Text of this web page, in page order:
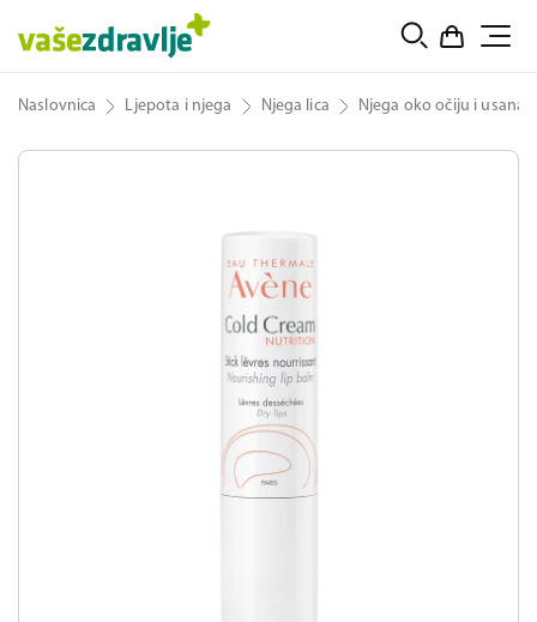
Naslovnica Ljepota i njega Njega lica Njega oko očiju i usana